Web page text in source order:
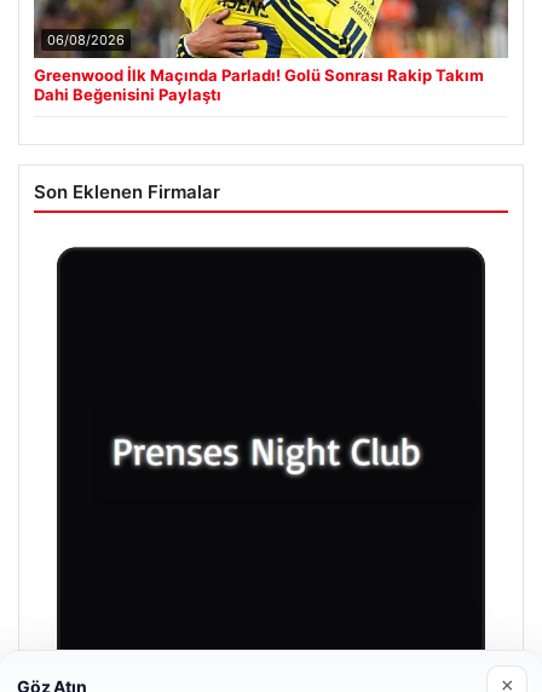
06/08/2026
Greenwood İlk Maçında Parladı! Golü Sonrası Rakip Takım
Dahi Beğenisini Paylaştı
Son Eklenen Firmalar
Göz Atın ×